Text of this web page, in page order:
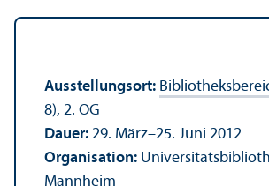
Ausstellungs­ort:
8), 2. OG
Dauer: 29. März–25. Juni 2012
Organisation:
Mannheim